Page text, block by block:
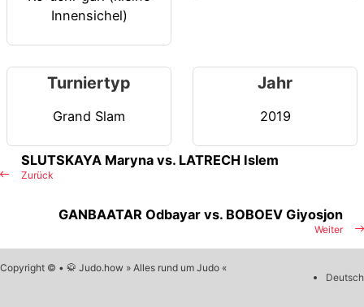
Innensichel)
Turniertyp
Grand Slam
Jahr
2019
Zurück
SLUTSKAYA Maryna vs. LATRECH Islem
Weiter
GANBAATAR Odbayar vs. BOBOEV Giyosjon
Copyright © • 🥋 Judo.how » Alles rund um Judo «
Deutsch